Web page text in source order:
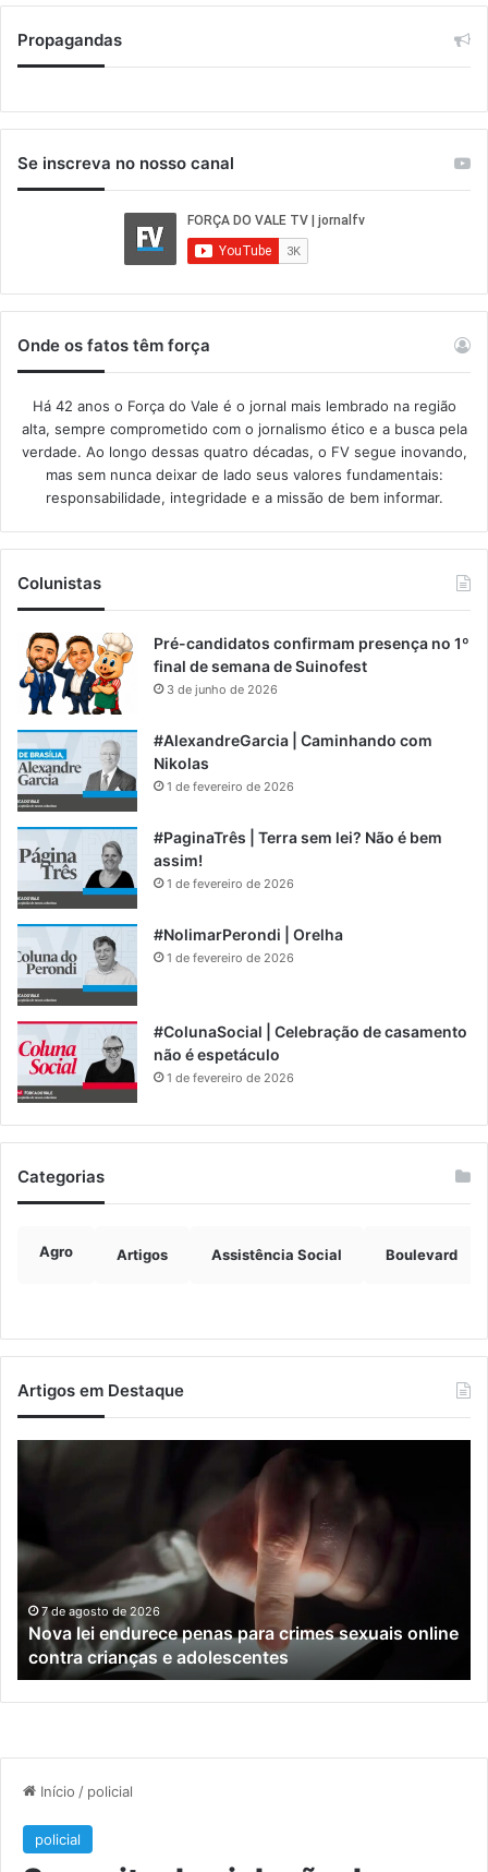
Propagandas
Se inscreva no nosso canal
Onde os fatos têm força
Há 42 anos o Força do Vale é o jornal mais lembrado na região
alta, sempre comprometido com o jornalismo ético e a busca pela
verdade. Ao longo dessas quatro décadas, o FV segue inovando,
mas sem nunca deixar de lado seus valores fundamentais:
responsabilidade, integridade e a missão de bem informar.​
Colunistas
Pré-candidatos confirmam presença no 1º
final de semana de Suinofest
3 de junho de 2026
#AlexandreGarcia | Caminhando com
Nikolas
1 de fevereiro de 2026
#PaginaTrês | Terra sem lei? Não é bem
assim!
1 de fevereiro de 2026
#NolimarPerondi | Orelha
1 de fevereiro de 2026
#ColunaSocial | Celebração de casamento
não é espetáculo
1 de fevereiro de 2026
Categorias
Agro Artigos Assistência Social Boulevard
Artigos em Destaque
para
crimes
sexuais
online
contra
crianças
e
adolescentes
7 de agosto de 2026
Nova lei endurece penas para crimes sexuais online
contra crianças e adolescentes